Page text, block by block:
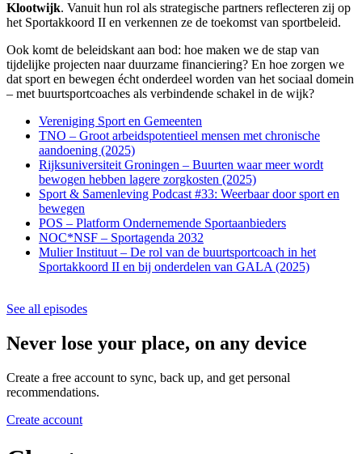
Klootwijk. Vanuit hun rol als strategische partners reflecteren zij op
het Sportakkoord II en verkennen ze de toekomst van sportbeleid.
Ook komt de beleidskant aan bod: hoe maken we de stap van
tijdelijke projecten naar duurzame financiering? En hoe zorgen we
dat sport en bewegen écht onderdeel worden van het sociaal domein
– met buurtsportcoaches als verbindende schakel in de wijk?
Vereniging Sport en Gemeenten
TNO – Groot arbeidspotentieel mensen met chronische
aandoening (2025)
Rijksuniversiteit Groningen – Buurten waar meer wordt
bewogen hebben lagere zorgkosten (2025)
Sport & Samenleving Podcast #33: Weerbaar door sport en
bewegen
POS – Platform Ondernemende Sportaanbieders
NOC*NSF – Sportagenda 2032
Mulier Instituut – De rol van de buurtsportcoach in het
Sportakkoord II en bij onderdelen van GALA (2025)
See all episodes
Never lose your place, on any device
Create a free account to sync, back up, and get personal
recommendations.
Create account